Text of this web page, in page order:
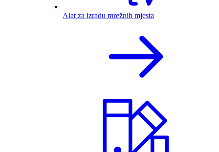
Alat za izradu mrežnih mjesta